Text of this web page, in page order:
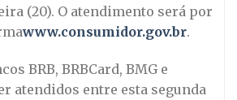
(20). O atendimento será por
www.consumidor.gov.br.
BRB, BRBCard, BMG e
atendidos entre esta segunda